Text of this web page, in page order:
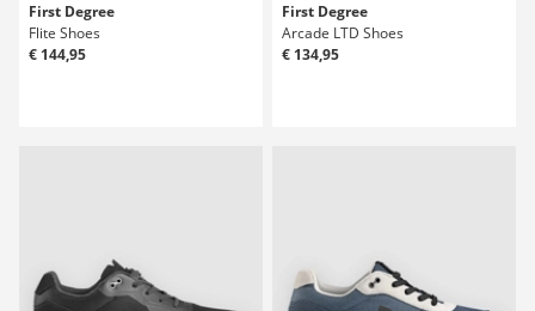
First Degree
Flite Shoes
€ 144,95
First Degree
Arcade LTD Shoes
€ 134,95